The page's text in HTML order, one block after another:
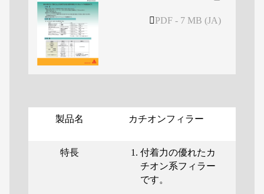
PDF - 7 MB (JA)
製品名 カチオンフィラー
特長
付着力の優れたカ
チオン系フィラー
です。